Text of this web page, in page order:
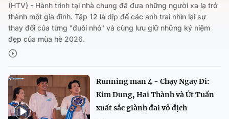
(HTV) - Hành trình tại nhà chung đã đưa những người xa lạ trở
thành một gia đình. Tập 12 là dịp để các anh trai nhìn lại sự
thay đổi của từng "đuôi nhỏ" và cùng lưu giữ những kỷ niệm
đẹp của mùa hè 2026.
Running man 4 - Chạy Ngay Đi:
Kim Dung, Hai Thành và Út Tuấn
xuất sắc giành đai vô địch